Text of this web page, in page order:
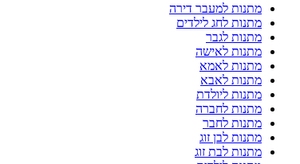
מתנות למעבר דירה
מתנות לחג לילדים
מתנות לגבר
מתנות לאישה
מתנות לאמא
מתנות לאבא
מתנות ליולדת
מתנות לחברה
מתנות לחבר
מתנות לבן זוג
מתנות לבת זוג